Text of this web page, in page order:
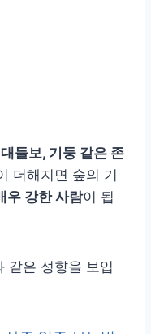
들보, 기둥 같은 존
더해지면 숲의 기
우 강한 사람이 됩
같은 성향을 보입